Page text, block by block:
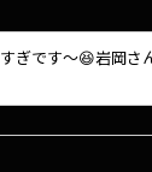
ぎです～😆岩岡